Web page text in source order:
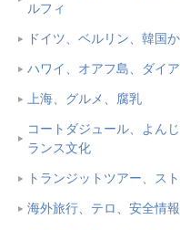
ルフィ
ドイツ、ベルリン、韓国
ハワイ、オアフ島、ダイ
上海、グルメ、腐乳
コートダジュール、よん
ランス文化
トランジットツアー、ス
海外旅行、テロ、安全情